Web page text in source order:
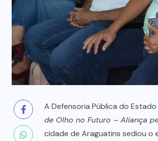
A Defensoria Pública do
de Olho no Futuro – Aliança
cidade de Araguatins sediou o